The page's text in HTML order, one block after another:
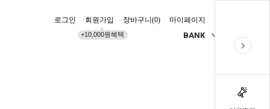
로그인 회원가입
+10,000원혜택
장바구니(0) 마이페이지
BANK